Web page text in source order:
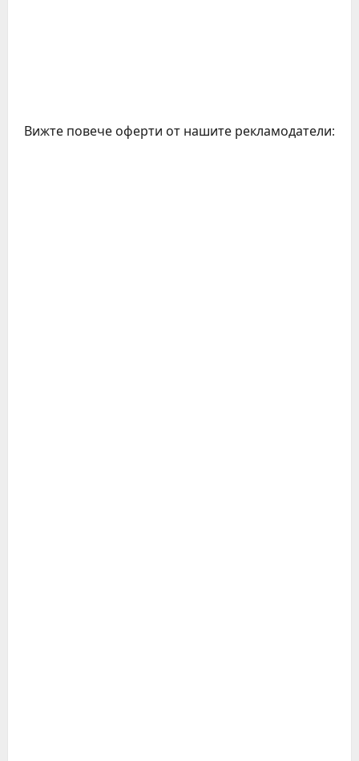
Вижте повече оферти от нашите рекламодатели: